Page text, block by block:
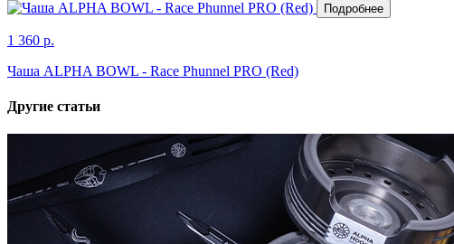
Подробнее
1 360 р.
Чаша ALPHA BOWL - Race Phunnel PRO (Red)
Другие статьи